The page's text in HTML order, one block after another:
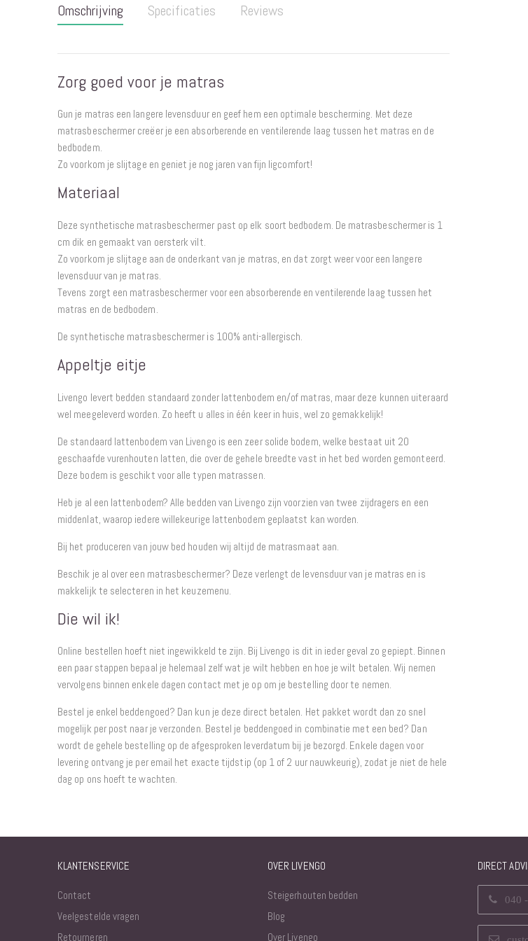
begin
van
gallerij
Omschrijving
Zorg goed voor je matras
Gun je matras een langere levensduur en geef hem een optimale bescherming. Met deze
matrasbeschermer creëer je een absorberende en ventilerende laag tussen het matras en de
bedbodem.
Zo voorkom je slijtage en geniet je nog jaren van fijn ligcomfort!
Materiaal
Deze synthetische matrasbeschermer past op elk soort bedbodem. De matrasbeschermer is 1
cm dik en gemaakt van oersterk vilt.
Zo voorkom je slijtage aan de onderkant van je matras, en dat zorgt weer voor een langere
levensduur van je matras.
Tevens zorgt een matrasbeschermer voor een absorberende en ventilerende laag tussen het
matras en de bedbodem.
De synthetische matrasbeschermer is 100% anti-allergisch.
Appeltje eitje
Livengo levert bedden standaard zonder lattenbodem en/of matras, maar deze kunnen uiteraard
wel meegeleverd worden. Zo heeft u alles in één keer in huis, wel zo gemakkelijk!
De standaard lattenbodem van Livengo is een zeer solide bodem, welke bestaat uit 20
geschaafde vurenhouten latten, die over de gehele breedte vast in het bed worden gemonteerd.
Deze bodem is geschikt voor alle typen matrassen.
Heb je al een lattenbodem? Alle bedden van Livengo zijn voorzien van twee zijdragers en een
middenlat, waarop iedere willekeurige lattenbodem geplaatst kan worden.
Bij het produceren van jouw bed houden wij altijd de matrasmaat aan.
Beschik je al over een matrasbeschermer? Deze verlengt de levensduur van je matras en is
makkelijk te selecteren in het keuzemenu.
Die wil ik!
Online bestellen hoeft niet ingewikkeld te zijn. Bij Livengo is dit in ieder geval zo gepiept. Binnen
een paar stappen bepaal je helemaal zelf wat je wilt hebben en hoe je wilt betalen. Wij nemen
vervolgens binnen enkele dagen contact met je op om je bestelling door te nemen.
Bestel je enkel beddengoed? Dan kun je deze direct betalen. Het pakket wordt dan zo snel
mogelijk per post naar je verzonden. Bestel je beddengoed in combinatie met een bed? Dan
wordt de gehele bestelling op de afgesproken leverdatum bij je bezorgd. Enkele dagen voor
levering ontvang je per email het exacte tijdstip (op 1 of 2 uur nauwkeurig), zodat je niet de hele
dag op ons hoeft te wachten.
Specificaties Reviews
KLANTENSERVICE
Contact
Veelgestelde vragen
Retourneren
OVER LIVENGO
Steigerhouten bedden
Blog
Over Livengo
DIRECT
040